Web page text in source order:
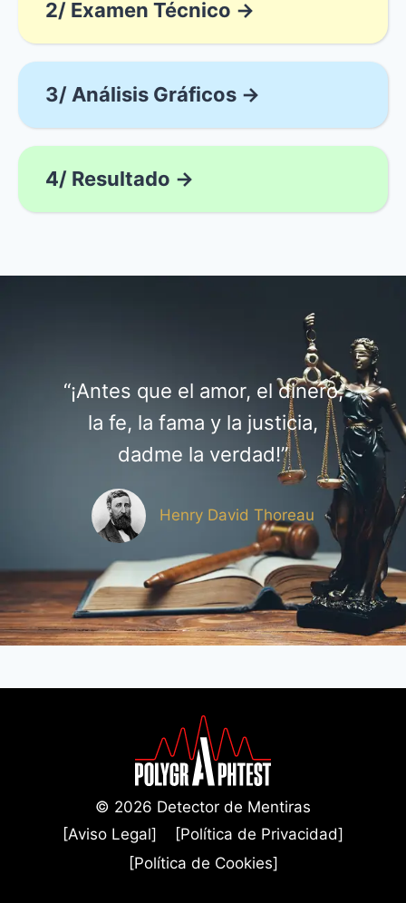
2/ Examen Técnico →
3/ Análisis Gráficos →
4/ Resultado →
“¡Antes que el amor, el dinero,
la fe, la fama y la justicia,
dadme la verdad!”
Henry David Thoreau
© 2026 Detector de Mentiras
[Aviso Legal]
[Política de Privacidad]
[Política de Cookies]